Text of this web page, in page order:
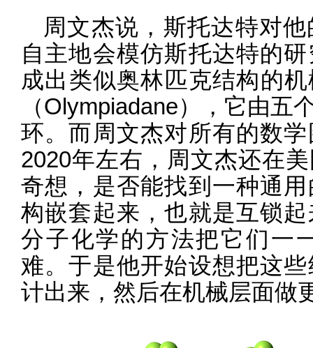
周文杰说，斯托达特对
自主地会模仿斯托达特的
成出类似奥林匹克结构的
（Olympiadane），它由五
环。而周文杰对所有的数
2020年左右，周文杰还在
奇想，是否能找到一种通
构嵌套起来，也就是互锁
分子化学的方法把它们一
难。于是他开始设想把这
计出来，然后在机械层面做